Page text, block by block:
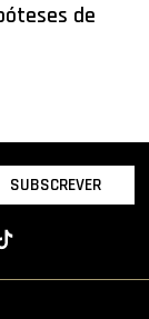
de
SUBSCREVER